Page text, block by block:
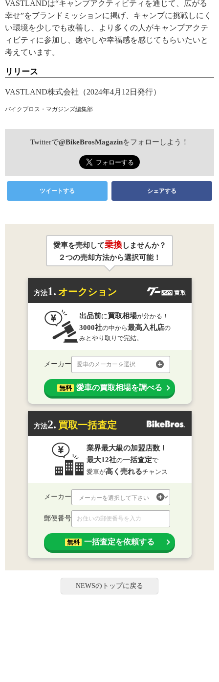
VASTLANDは“キャンプアクティビティを通じて、広がる
幸せ”をブランドミッションに掲げ、キャンプに挑戦しにく
い環境を少しでも改善し、より多くの人がキャンプアクテ
ィビティに参加し、癒やしや幸福感を感じてもらいたいと
考えています。
リリース
VASTLAND株式会社（2024年4月12日発行）
バイクブロス・マガジンズ編集部
Twitterで@BikeBrosMagazinをフォローしよう！
ツイートする シェアする
愛車を売却して乗換しませんか？
２つの売却方法から選択可能！
方法1. オークション
出品前に 買取相場が分かる！
3000社の中から最高入札店の
みとやり取りで完結。
メーカー 愛車のメーカーを選択
無料 愛車の買取相場を調べる
方法2. 買取一括査定
業界最大級の加盟店数！
最大12社の一括査定で
愛車が高く売れるチャンス
メーカー
郵便番号
無料 一括査定を依頼する
NEWSのトップに戻る